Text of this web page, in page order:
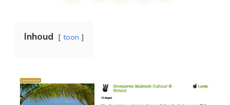
Inhoud toon